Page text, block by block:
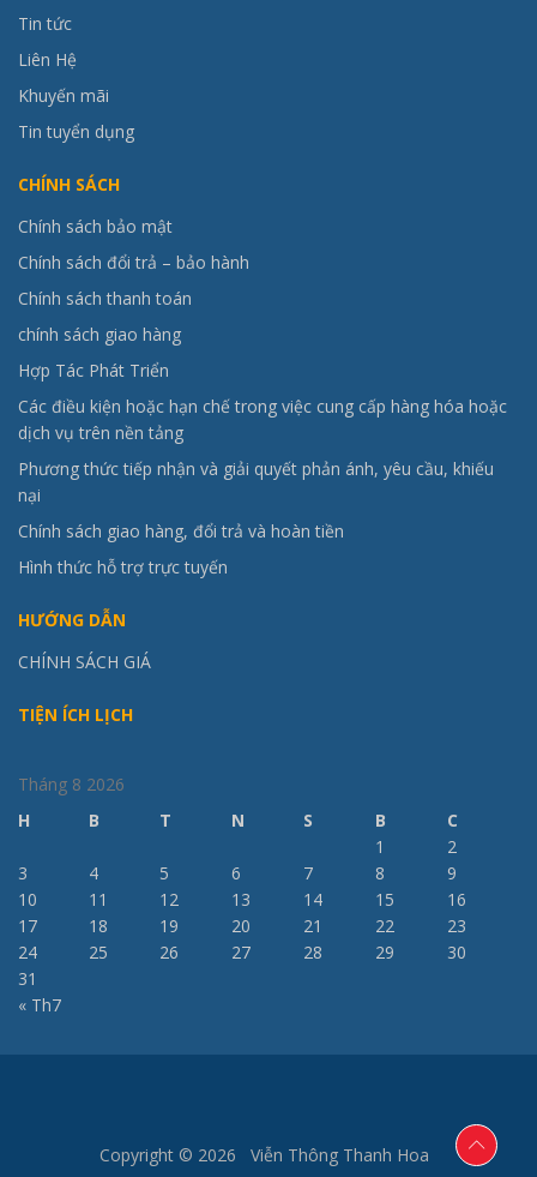
Tin tức
Liên Hệ
Khuyến mãi
Tin tuyển dụng
CHÍNH SÁCH
Chính sách bảo mật
Chính sách đổi trả – bảo hành
Chính sách thanh toán
chính sách giao hàng
Hợp Tác Phát Triển
Các điều kiện hoặc hạn chế trong việc cung cấp hàng hóa hoặc
dịch vụ trên nền tảng
Phương thức tiếp nhận và giải quyết phản ánh, yêu cầu, khiếu
nại
Chính sách giao hàng, đổi trả và hoàn tiền
Hình thức hỗ trợ trực tuyến
HƯỚNG DẪN
CHÍNH SÁCH GIÁ
TIỆN ÍCH LỊCH
Tháng 8 2026
H
B T N S B
C
1
2
3
4 5 6 7 8
9
10
11 12 13 14 15
16
17
18 19 20 21 22
23
24
25 26 27 28 29
30
31
« Th7
Copyright © 2026 Viễn Thông Thanh Hoa